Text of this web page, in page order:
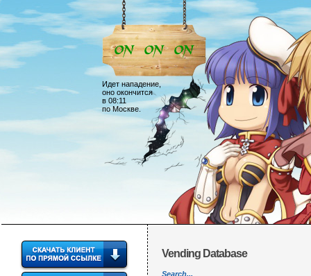
Идет нападение,
оно окончится
в 08:11
по Москве.
Vending Database
Search...